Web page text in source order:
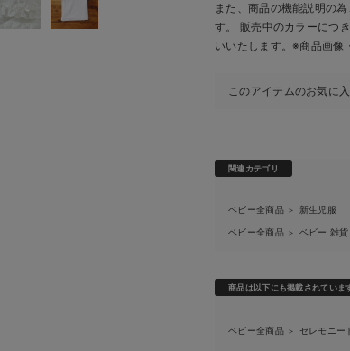
また、商品の機能説明の
す。 販売中のカラーにつ
いいたします。 ※商品画像
このアイテムのお気に
関連カテゴリ
ベビー全商品 ＞ 新生児服
ベビー全商品 ＞ ベビー 雑貨
商品は以下にも掲載されていま
ベビー全商品 ＞ セレモニー